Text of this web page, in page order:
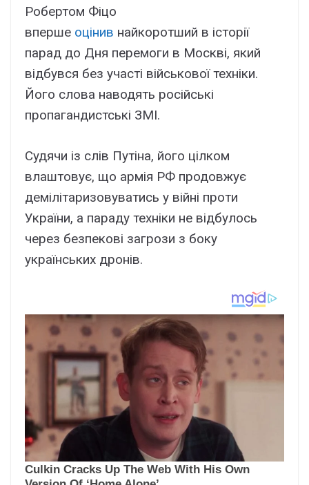
Робертом Фіцо
вперше оцінив найкоротший в історії
парад до Дня перемоги в Москві, який
відбувся без участі військової техніки.
Його слова наводять російські
пропагандистські ЗМІ.
Судячи із слів Путіна, його цілком
влаштовує, що армія РФ продовжує
демілітаризовуватись у війні проти
України, а параду техніки не відбулось
через безпекові загрози з боку
українських дронів.